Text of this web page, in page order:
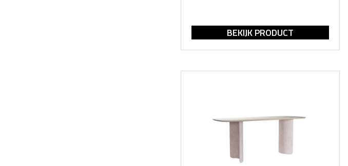
BEKIJK PRODUCT